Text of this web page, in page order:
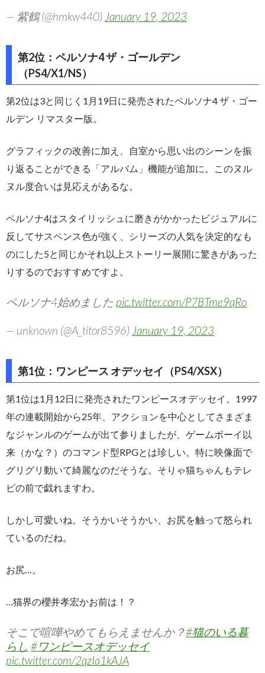
— 紫鶴 (@hmkw440) January 19, 2023
第2位：ペルソナ4 ザ・ゴールデン
（PS4/X1/NS）
第2位は3と同じく1月19日に発売されたペルソナ4 ザ・ゴー
ルデン リマスター版。
グラフィックの改善に加え、自室から思い出のシーンを振
り返ることができる「アルバム」機能が追加に。このヌル
ヌル度合いは見応えがあるな。
ペルソナ4はスタイリッシュに磨きがかかったビジュアルに
反してサスペンス色が強く、シリーズの人気を決定的なも
のにした5と同じかそれ以上ストーリー展開に驚きがあった
りするのでおすすめですよ。
ペルソナ4始めました pic.twitter.com/P7BTme9qRo
— unknown (@A_titor8596) January 19, 2023
第1位：ワンピース オデッセイ（PS4/XSX）
第1位は1月12日に発売されたワンピースオデッセイ。1997
年の連載開始から25年、アクションを中心としてさまざま
なジャンルのゲームが出て参りましたが、ゲームボーイ以
来（かな？）のコマンド型RPGとは珍しい。特に映像面で
グリグリ動いて綺麗なのだそうな。そりゃ猫ちゃんもテレ
ビの前で戯れますわ。
しかし可愛いね。そうかいそうかい、お尻を触って怒られ
ているのだね。
お尻…。
…猫界の櫻井孝宏かお前は！？
そこで喧嘩やめてもらえませんか？#猫のいる暮
らし #ワンピースオデッセイ
pic.twitter.com/2qzIa1kAJA